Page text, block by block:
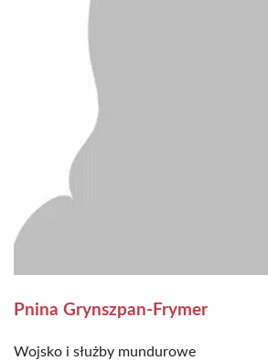
Pnina Grynszpan-Frymer
Wojsko i służby mundurowe